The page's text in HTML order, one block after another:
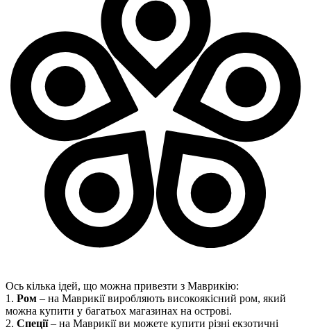
Ось кілька ідей, що можна привезти з Маврикію:
1. Ром – на Маврикії виробляють високоякісний ром, який
можна купити у багатьох магазинах на острові.
2. Спеції– на Маврикії ви можете купити різні екзотичні